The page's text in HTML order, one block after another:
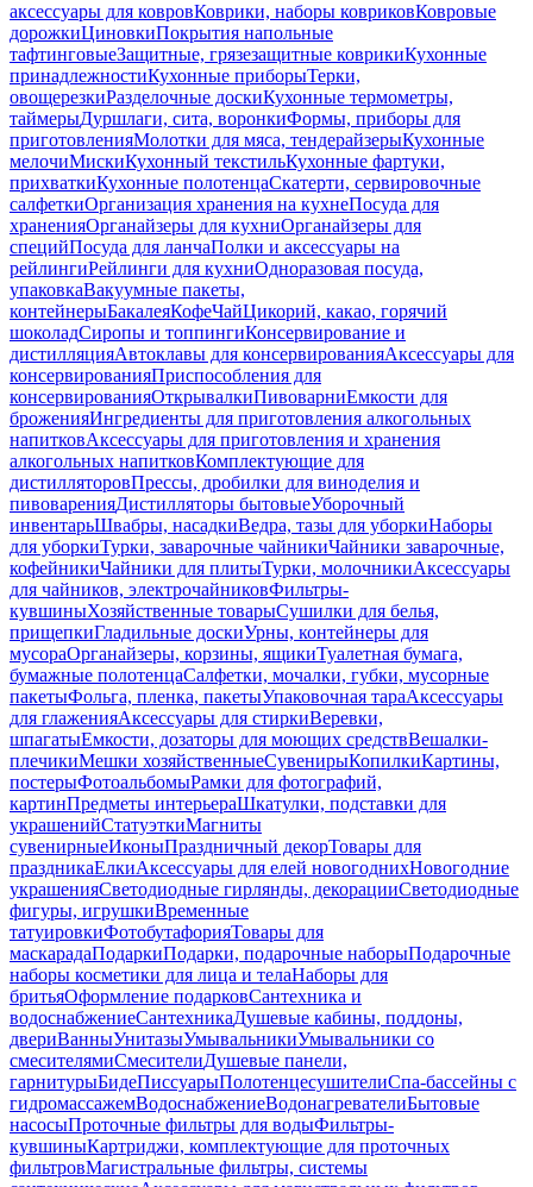
аксессуары для ковровКоврики, наборы ковриковКовровые
дорожкиЦиновкиПокрытия напольные
тафтинговыеЗащитные, грязезащитные коврикиКухонные
принадлежностиКухонные приборыТерки,
овощерезкиРазделочные доскиКухонные термометры,
таймерыДуршлаги, сита, воронкиФормы, приборы для
приготовленияМолотки для мяса, тендерайзерыКухонные
мелочиМискиКухонный текстильКухонные фартуки,
прихваткиКухонные полотенцаСкатерти, сервировочные
салфеткиОрганизация хранения на кухнеПосуда для
храненияОрганайзеры для кухниОрганайзеры для
специйПосуда для ланчаПолки и аксессуары на
рейлингиРейлинги для кухниОдноразовая посуда,
упаковкаВакуумные пакеты,
контейнерыБакалеяКофеЧайЦикорий, какао, горячий
шоколадСиропы и топпингиКонсервирование и
дистилляцияАвтоклавы для консервированияАксессуары для
консервированияПриспособления для
консервированияОткрывалкиПивоварниЕмкости для
броженияИнгредиенты для приготовления алкогольных
напитковАксессуары для приготовления и хранения
алкогольных напитковКомплектующие для
дистилляторовПрессы, дробилки для виноделия и
пивоваренияДистилляторы бытовыеУборочный
инвентарьШвабры, насадкиВедра, тазы для уборкиНаборы
для уборкиТурки, заварочные чайникиЧайники заварочные,
кофейникиЧайники для плитыТурки, молочникиАксессуары
для чайников, электрочайниковФильтры-
кувшиныХозяйственные товарыСушилки для белья,
прищепкиГладильные доскиУрны, контейнеры для
мусораОрганайзеры, корзины, ящикиТуалетная бумага,
бумажные полотенцаСалфетки, мочалки, губки, мусорные
пакетыФольга, пленка, пакетыУпаковочная тараАксессуары
для глаженияАксессуары для стиркиВеревки,
шпагатыЕмкости, дозаторы для моющих средствВешалки-
плечикиМешки хозяйственныеСувенирыКопилкиКартины,
постерыФотоальбомыРамки для фотографий,
картинПредметы интерьераШкатулки, подставки для
украшенийСтатуэткиМагниты
сувенирныеИконыПраздничный декорТовары для
праздникаЕлкиАксессуары для елей новогоднихНовогодние
украшенияСветодиодные гирлянды, декорацииСветодиодные
фигуры, игрушкиВременные
татуировкиФотобутафорияТовары для
маскарадаПодаркиПодарки, подарочные наборыПодарочные
наборы косметики для лица и телаНаборы для
бритьяОформление подарковСантехника и
водоснабжениеСантехникаДушевые кабины, поддоны,
двериВанныУнитазыУмывальникиУмывальники со
смесителямиСмесителиДушевые панели,
гарнитурыБидеПиссуарыПолотенцесушителиСпа-бассейны с
гидромассажемВодоснабжениеВодонагревателиБытовые
насосыПроточные фильтры для водыФильтры-
кувшиныКартриджи, комплектующие для проточных
фильтровМагистральные фильтры, системы